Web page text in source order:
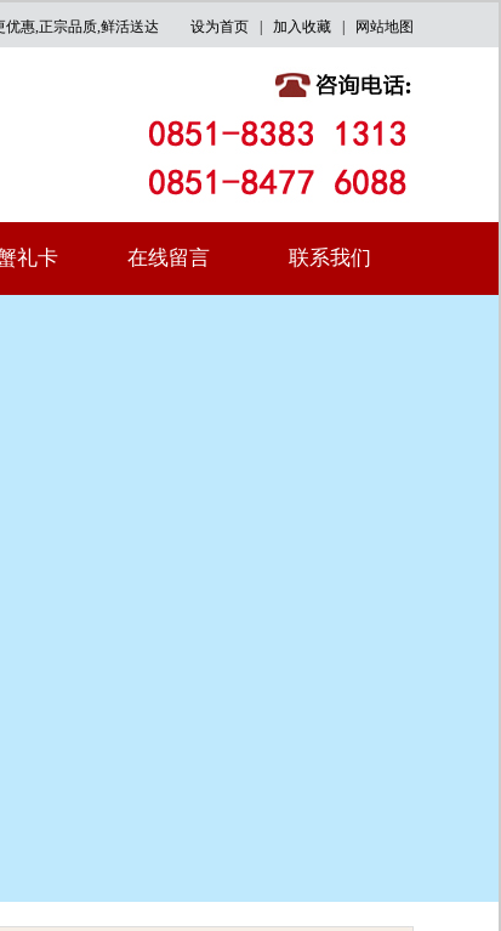
惠,正宗品质,鲜活送达 设为首页 | 加入收藏 网站地图
礼卡 在线留言 联系我们